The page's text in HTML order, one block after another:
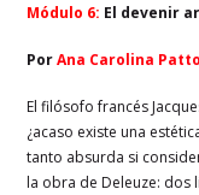
Módulo 6: El devenir
PorAna Carolina
El filósofo francés
¿acaso existe una
tanto absurda si
la obra de Deleuze: dos